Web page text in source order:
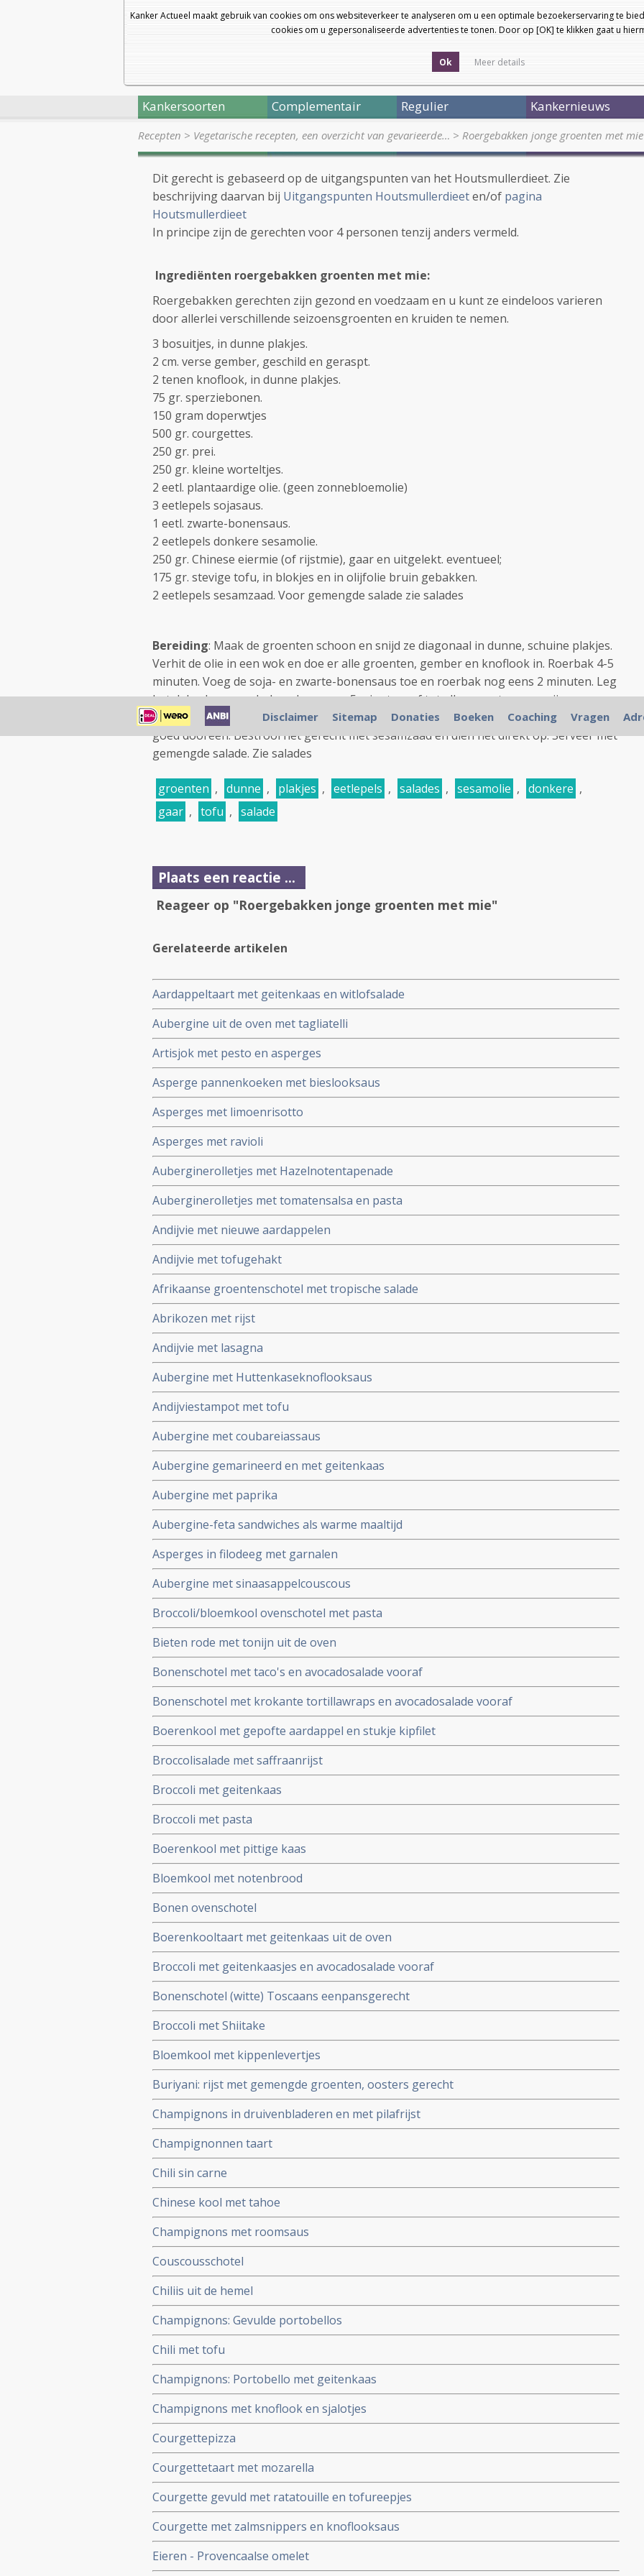
Kanker Actueel maakt gebruik van cookies om ons websiteverkeer te analyseren om u een optimale bezoekerservaring te
cookies om u gepersonaliseerde advertenties te tonen. Door op [OK] te klikken gaat u
Ok Meer details
Kankersoorten Complementair Regulier Kankernieuws
Recepten > Vegetarische recepten, een overzicht van gevarieerde… > Roergebakken jonge groenten met mie
Dit gerecht is gebaseerd op de uitgangspunten van het Houtsmullerdieet. Zie
beschrijving daarvan bij Uitgangspunten Houtsmullerdieeten/of pagina
Houtsmullerdieet
In principe zijn de gerechten voor 4 personen tenzij anders vermeld.
Ingrediënten roergebakken groenten met mie:
Roergebakken gerechten zijn gezond en voedzaam en u kunt ze eindeloos varieren
door allerlei verschillende seizoensgroenten en kruiden te nemen.
3 bosuitjes, in dunne plakjes.
2 cm. verse gember, geschild en geraspt.
2 tenen knoflook, in dunne plakjes.
75 gr. sperziebonen.
150 gram doperwtjes
500 gr. courgettes.
250 gr. prei.
250 gr. kleine worteltjes.
2 eetl. plantaardige olie. (geen zonnebloemolie)
3 eetlepels sojasaus.
1 eetl. zwarte-bonensaus.
2 eetlepels donkere sesamolie.
250 gr. Chinese eiermie (of rijstmie), gaar en uitgelekt. eventueel;
175 gr. stevige tofu, in blokjes en in olijfolie bruin gebakken.
2 eetlepels sesamzaad. Voor gemengde salade zie salades
Bereiding: Maak de groenten schoon en snijd ze diagonaal in dunne, schuine plakjes.
Verhit de olie in een wok en doe er alle groenten, gember en knoflook in. Roerbak 4-5
minuten. Voeg de soja- en zwarte-bonensaus toe en roerbak nog eens 2 minuten. Leg
het deksel erop en bak op laag vuur 5 minuten, of tot alle groenten gaar zijn meer
nog "beet"hebben. Voeg donkere sesamolie, mie en desgewenst tofu toe en roer alles
goed dooreen. Bestrooi het gerecht met sesamzaad en dien het direkt op. Serveer met
gemengde salade. Zie salades
groenten , dunne , plakjes , eetlepels , salades , sesamolie , donkere ,
gaar , tofu , salade
Plaats een reactie ...
Reageer op "Roergebakken jonge groenten met mie"
Gerelateerde artikelen
Aardappeltaart met geitenkaas en witlofsalade
Aubergine uit de oven met tagliatelli
Artisjok met pesto en asperges
Asperge pannenkoeken met bieslooksaus
Asperges met limoenrisotto
Asperges met ravioli
Auberginerolletjes met Hazelnotentapenade
Auberginerolletjes met tomatensalsa en pasta
Andijvie met nieuwe aardappelen
Andijvie met tofugehakt
Afrikaanse groentenschotel met tropische salade
Abrikozen met rijst
Andijvie met lasagna
Aubergine met Huttenkaseknoflooksaus
Andijviestampot met tofu
Aubergine met coubareiassaus
Aubergine gemarineerd en met geitenkaas
Aubergine met paprika
Aubergine-feta sandwiches als warme maaltijd
Asperges in filodeeg met garnalen
Aubergine met sinaasappelcouscous
Broccoli/bloemkool ovenschotel met pasta
Bieten rode met tonijn uit de oven
Bonenschotel met taco's en avocadosalade vooraf
Bonenschotel met krokante tortillawraps en avocadosalade vooraf
Boerenkool met gepofte aardappel en stukje kipfilet
Broccolisalade met saffraanrijst
Broccoli met geitenkaas
Broccoli met pasta
Boerenkool met pittige kaas
Bloemkool met notenbrood
Bonen ovenschotel
Boerenkooltaart met geitenkaas uit de oven
Broccoli met geitenkaasjes en avocadosalade vooraf
Bonenschotel (witte) Toscaans eenpansgerecht
Broccoli met Shiitake
Bloemkool met kippenlevertjes
Buriyani: rijst met gemengde groenten, oosters gerecht
Champignons in druivenbladeren en met pilafrijst
Champignonnen taart
Chili sin carne
Chinese kool met tahoe
Champignons met roomsaus
Couscousschotel
Chiliis uit de hemel
Champignons: Gevulde portobellos
Chili met tofu
Champignons: Portobello met geitenkaas
Champignons met knoflook en sjalotjes
Courgettepizza
Courgettetaart met mozarella
Courgette gevuld met ratatouille en tofureepjes
Courgette met zalmsnippers en knoflooksaus
Eieren - Provencaalse omelet
Disclaimer Sitemap Donaties Boeken Coaching Vragen